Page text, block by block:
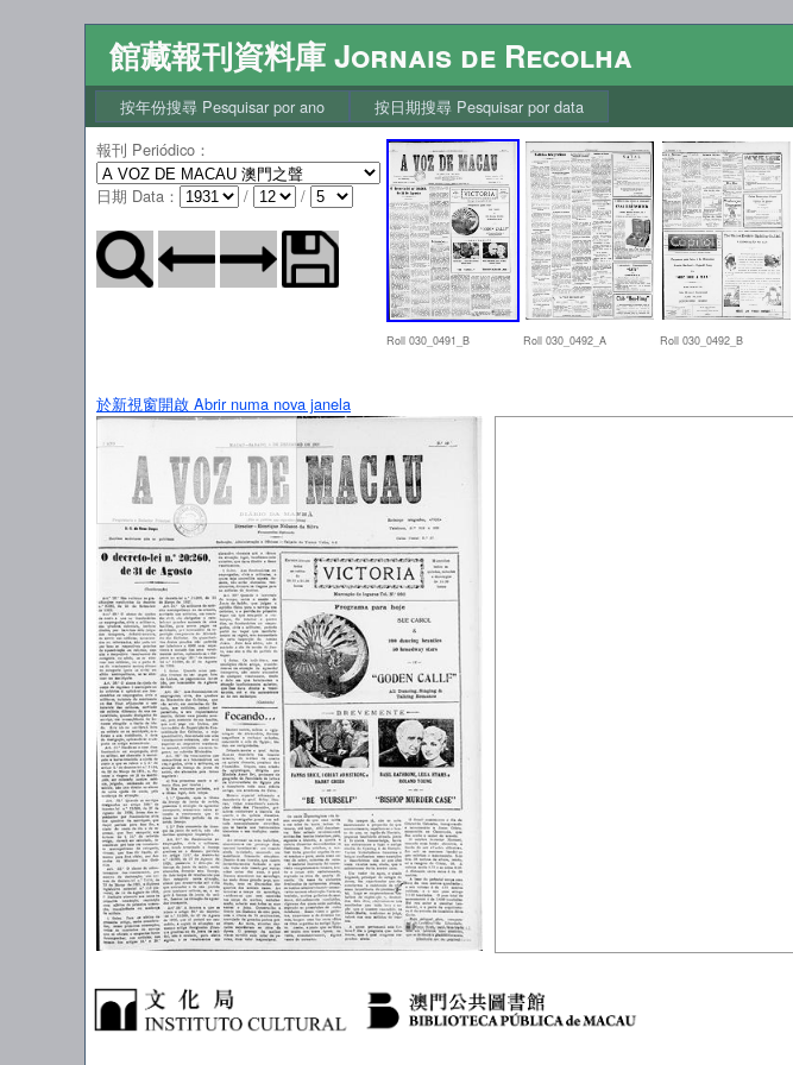
館藏報刊資料庫 Jornais de Recolha
按年份搜尋 Pesquisar por ano
按日期搜尋 Pesquisar por data
報刊 Periódico ：
日期 Data ： / /
Roll 030_0491_B Roll 030_0492_A Roll 030_0492_B
於新視窗開啟 Abrir numa nova janela